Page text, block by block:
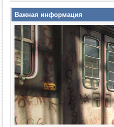
Важная информация